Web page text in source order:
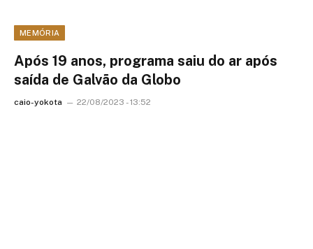
MEMÓRIA
Após 19 anos, programa saiu do ar após
saída de Galvão da Globo
caio-yokota 22/08/2023 - 13:52